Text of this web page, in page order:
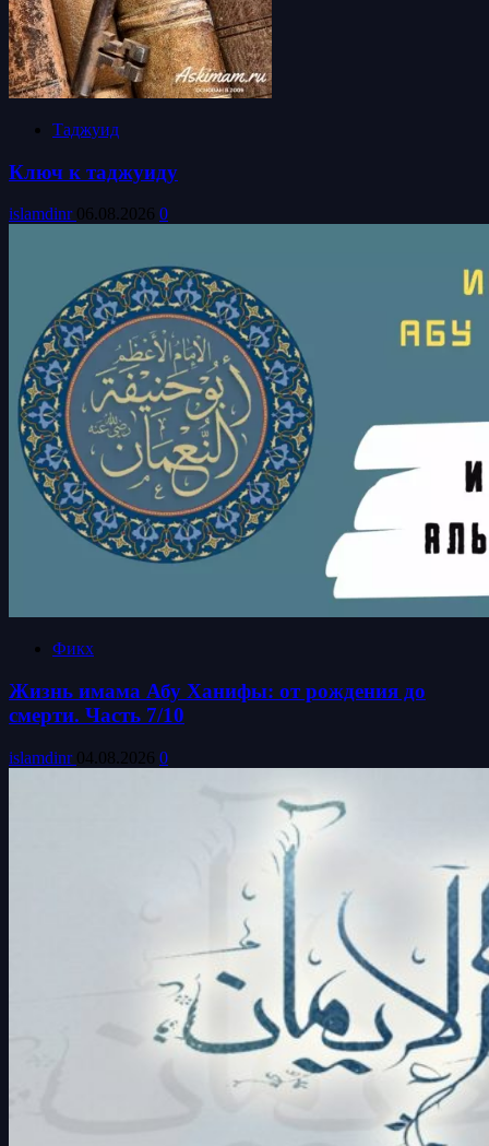
Таджуид
Ключ к таджуиду
islamdinr 06.08.2026 0
Фикх
Жизнь имама Абу Ханифы: от рождения до
смерти. Часть 7/10
islamdinr 04.08.2026 0